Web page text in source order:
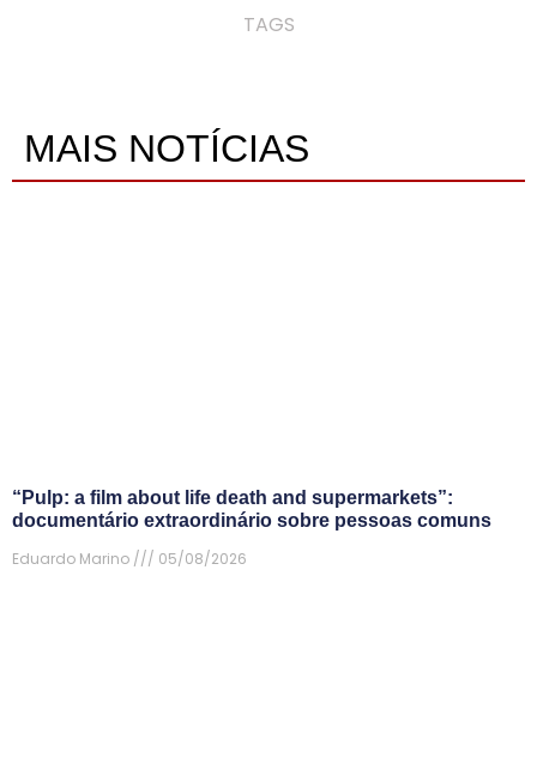
TAGS
MAIS NOTÍCIAS
“Pulp: a film about life death and supermarkets”:
documentário extraordinário sobre pessoas comuns
Eduardo Marino
05/08/2026